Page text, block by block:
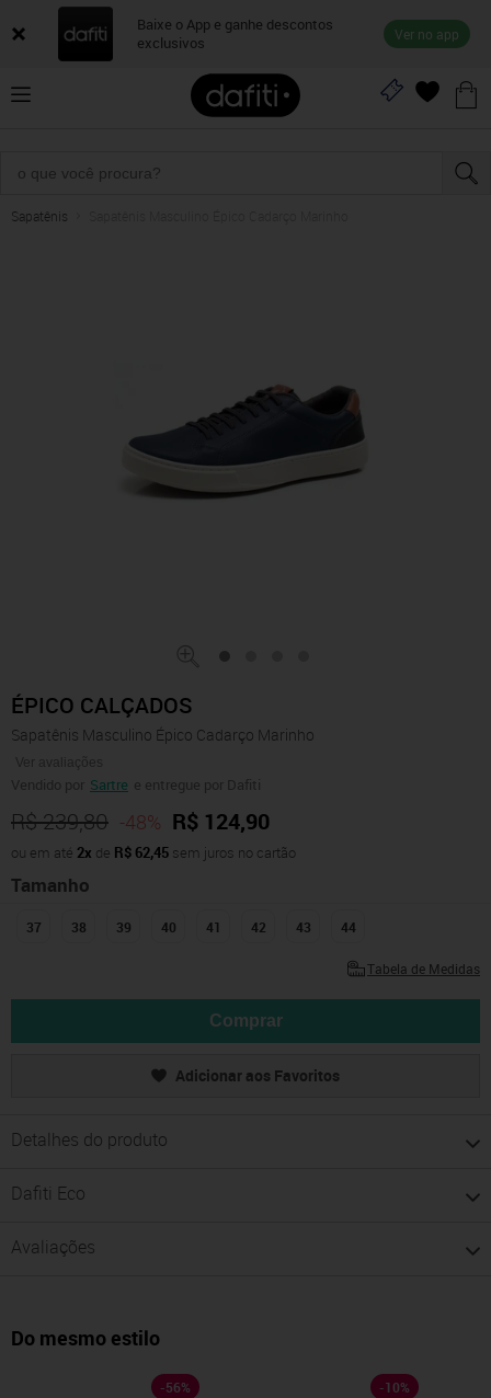
Baixe o App e ganhe descontos
exclusivos
Ver no app
Sapatênis
ÉPICO CALÇADOS
Sapatênis Masculino Épico Cadarço Marinho
Ver avaliações
Vendido por Sartre e entregue por Dafiti
R$ 239,80 -48% R$ 124,90
ou em até 2x de R$ 62,45 sem juros no cartão
Tamanho
37 38 39 40 41 42 43 44
Tabela de Medidas
Comprar
Adicionar aos Favoritos
Detalhes do produto
Dafiti Eco
Avaliações
Do mesmo estilo
-56% -10%